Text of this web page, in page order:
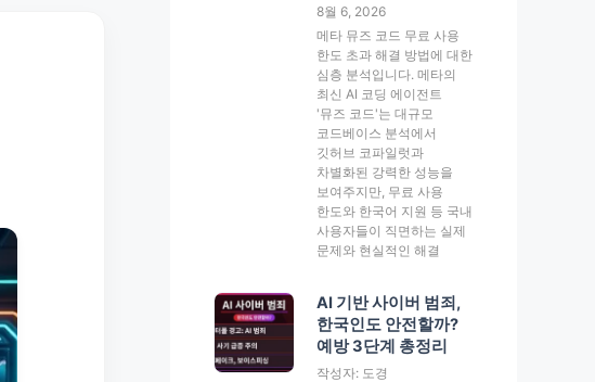
8월 6, 2026
메타 뮤즈 코드 무료 사용
한도 초과 해결 방법에 대한
심층 분석입니다. 메타의
최신 AI 코딩 에이전트
'뮤즈 코드'는 대규모
코드베이스 분석에서
깃허브 코파일럿과
차별화된 강력한 성능을
보여주지만, 무료 사용
한도와 한국어 지원 등 국내
사용자들이 직면하는 실제
문제와 현실적인 해결
AI 기반 사이버 범죄,
한국인도 안전할까?
예방 3단계 총정리
작성자: 도경